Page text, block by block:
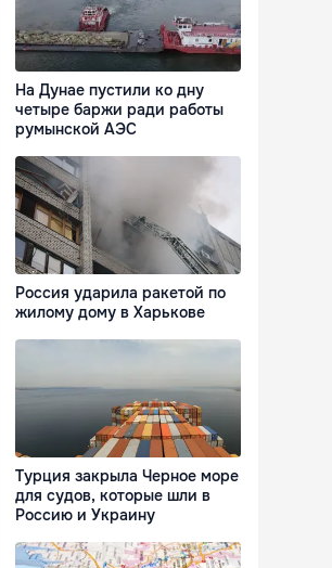
На Дунае пустили ко дну
четыре баржи ради работы
румынской АЭС
Россия ударила ракетой по
жилому дому в Харькове
Турция закрыла Черное море
для судов, которые шли в
Россию и Украину